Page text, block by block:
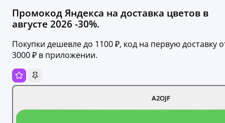
Промокод Яндекса на доставка цветов в
августе 2026 -30%.
Покупки дешевле до 1100 ₽, код на первую доставку
3000 ₽ в приложении.
A2OJF